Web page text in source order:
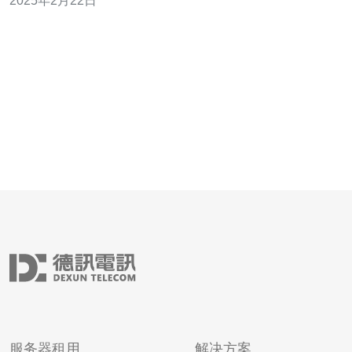
防服务器提供商，其在香港设有数据中心，为客户提供可
服务器租用 解决方案